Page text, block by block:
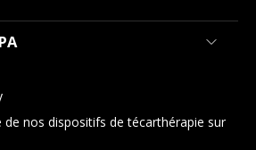
de nos dispositifs de técarthérapie sur